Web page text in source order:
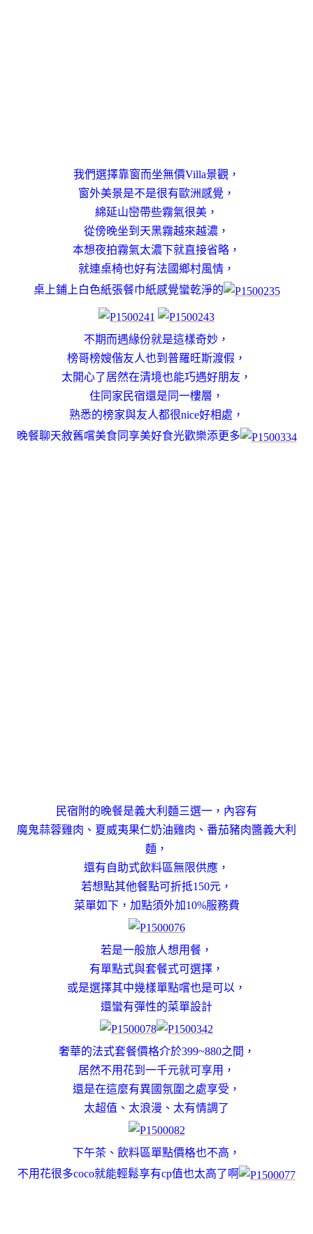
我們選擇靠窗而坐無價Villa景觀，
窗外美景是不是很有歐洲感覺，
綿延山巒帶些霧氣很美，
從傍晚坐到天黑霧越來越濃，
本想夜拍霧氣太濃下就直接省略，
就連桌椅也好有法國鄉村風情，
桌上鋪上白色紙張餐巾紙感覺蠻乾淨的
不期而遇緣份就是這樣奇妙，
榜哥榜嫂偕友人也到普羅旺斯渡假，
太開心了居然在清境也能巧遇好朋友，
住同家民宿還是同一樓層，
熟悉的榜家與友人都很nice好相處，
晚餐聊天敘舊嚐美食同享美好食光歡樂添更多
民宿附的晚餐是義大利麵三選一，內容有
魔鬼蒜蓉雞肉、夏威夷果仁奶油雞肉、番茄豬肉醬義大利
麵，
還有自助式飲料區無限供應，
若想點其他餐點可折抵150元，
菜單如下，加點須外加10%服務費
若是一般旅人想用餐，
有單點式與套餐式可選擇，
或是選擇其中幾樣單點嚐也是可以，
還蠻有彈性的菜單設計
奢華的法式套餐價格介於399~880之間，
居然不用花到一千元就可享用，
還是在這麼有異國氛圍之處享受，
太超值、太浪漫、太有情調了
下午茶、飲料區單點價格也不高，
不用花很多coco就能輕鬆享有cp值也太高了啊